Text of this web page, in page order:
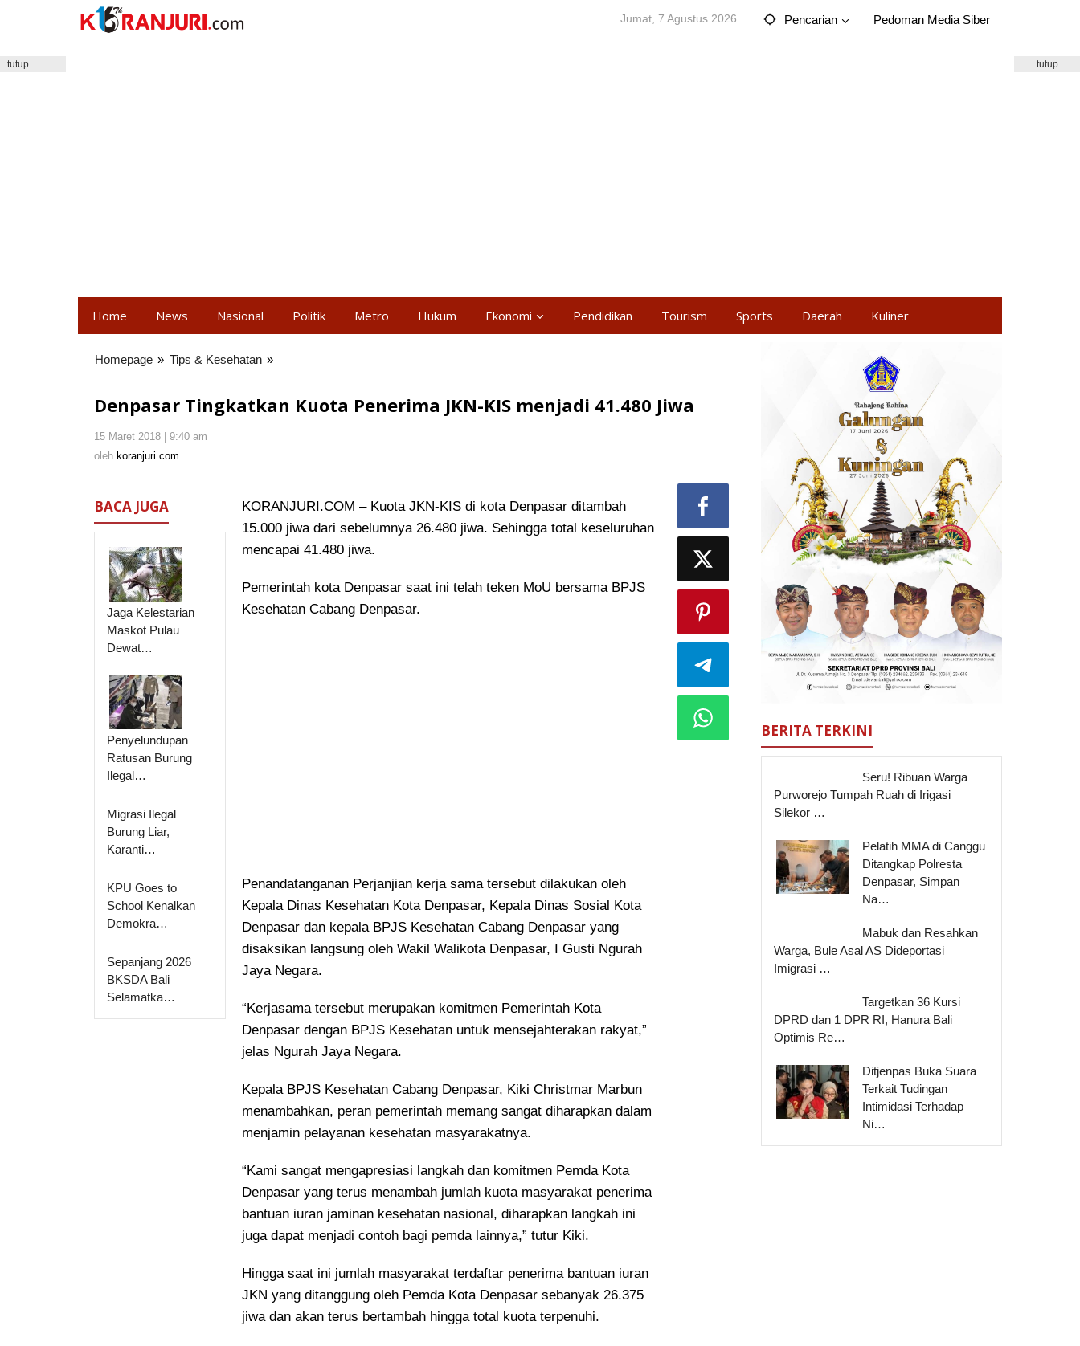
Jumat, 7 Agustus 2026 Pencarian Pedoman Media Siber
Home News Nasional Politik Metro Hukum Ekonomi Pendidikan Tourism Sports Daerah Kuliner
tutup tutup
Homepage » Tips & Kesehatan »
Penerima
Jiwa
Denpasar Tingkatkan Kuota Penerima JKN-KIS menjadi 41.480 Jiwa
15 Maret 2018 | 9:40 am
oleh koranjuri.com
BACA JUGA
Jaga Kelestarian
Maskot Pulau
Dewat…
Penyelundupan
Ratusan Burung
Ilegal…
Migrasi Ilegal
Burung Liar,
Karanti…
KPU Goes to
School Kenalkan
Demokra…
Sepanjang 2026
BKSDA Bali
Selamatka…
KORANJURI.COM – Kuota JKN-KIS di kota Denpasar ditambah
15.000 jiwa dari sebelumnya 26.480 jiwa. Sehingga total keseluruhan
mencapai 41.480 jiwa.
Pemerintah kota Denpasar saat ini telah teken MoU bersama BPJS
Kesehatan Cabang Denpasar.
Penandatanganan Perjanjian kerja sama tersebut dilakukan oleh
Kepala Dinas Kesehatan Kota Denpasar, Kepala Dinas Sosial Kota
Denpasar dan kepala BPJS Kesehatan Cabang Denpasar yang
disaksikan langsung oleh Wakil Walikota Denpasar, I Gusti Ngurah
Jaya Negara.
“Kerjasama tersebut merupakan komitmen Pemerintah Kota
Denpasar dengan BPJS Kesehatan untuk mensejahterakan rakyat,”
jelas Ngurah Jaya Negara.
Kepala BPJS Kesehatan Cabang Denpasar, Kiki Christmar Marbun
menambahkan, peran pemerintah memang sangat diharapkan dalam
menjamin pelayanan kesehatan masyarakatnya.
“Kami sangat mengapresiasi langkah dan komitmen Pemda Kota
Denpasar yang terus menambah jumlah kuota masyarakat penerima
bantuan iuran jaminan kesehatan nasional, diharapkan langkah ini
juga dapat menjadi contoh bagi pemda lainnya,” tutur Kiki.
Hingga saat ini jumlah masyarakat terdaftar penerima bantuan iuran
JKN yang ditanggung oleh Pemda Kota Denpasar sebanyak 26.375
jiwa dan akan terus bertambah hingga total kuota terpenuhi.
BERITA TERKINI
Seru! Ribuan Warga
Purworejo Tumpah Ruah di Irigasi
Silekor …
Pelatih MMA di Canggu
Ditangkap Polresta
Denpasar, Simpan
Na…
Mabuk dan Resahkan
Warga, Bule Asal AS Dideportasi
Imigrasi …
Targetkan 36 Kursi
DPRD dan 1 DPR RI, Hanura Bali
Optimis Re…
Ditjenpas Buka Suara
Terkait Tudingan
Intimidasi Terhadap
Ni…